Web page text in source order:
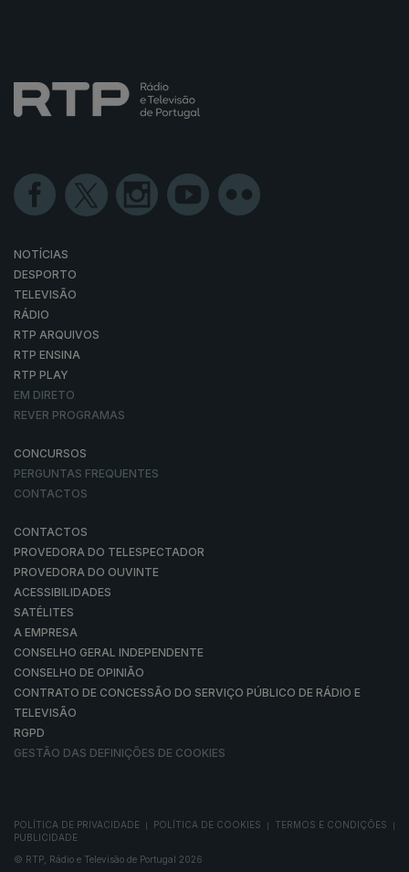
NOTÍCIAS
DESPORTO
TELEVISÃO
RÁDIO
RTP ARQUIVOS
RTP ENSINA
RTP PLAY
EM DIRETO
REVER PROGRAMAS
CONCURSOS
PERGUNTAS FREQUENTES
CONTACTOS
CONTACTOS
PROVEDORA DO TELESPECTADOR
PROVEDORA DO OUVINTE
ACESSIBILIDADES
SATÉLITES
A EMPRESA
CONSELHO GERAL INDEPENDENTE
CONSELHO DE OPINIÃO
CONTRATO DE CONCESSÃO DO SERVIÇO PÚBLICO DE RÁDIO E
TELEVISÃO
RGPD
GESTÃO DAS DEFINIÇÕES DE COOKIES
POLÍTICA DE PRIVACIDADE POLÍTICA DE COOKIES TERMOS E CONDIÇÕES
PUBLICIDADE
© RTP, Rádio e Televisão de Portugal 2026